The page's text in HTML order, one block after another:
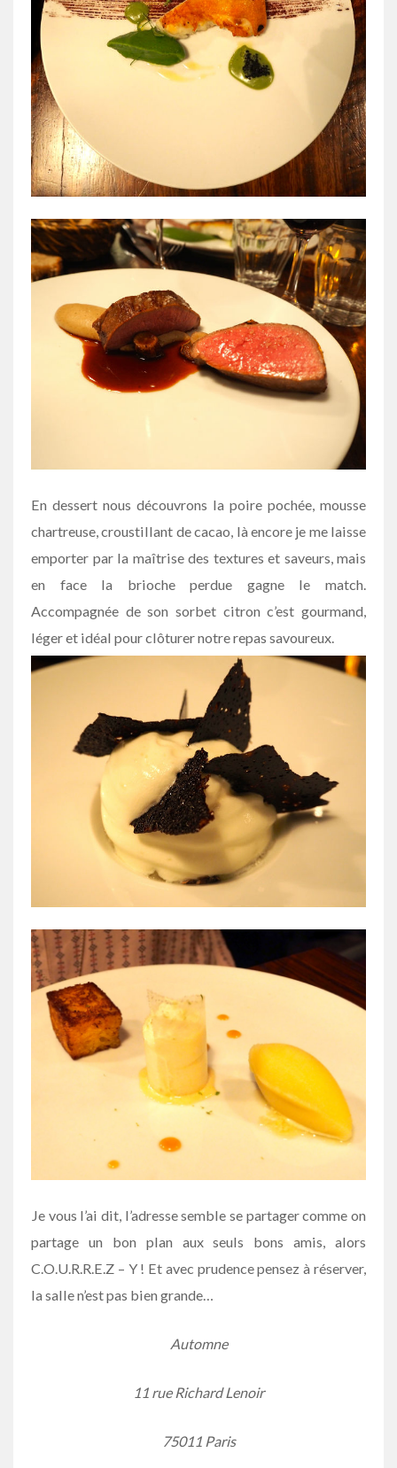
En dessert nous découvrons la poire pochée, mousse
chartreuse, croustillant de cacao, là encore je me laisse
emporter par la maîtrise des textures et saveurs, mais
en face la brioche perdue gagne le match.
Accompagnée de son sorbet citron c’est gourmand,
léger et idéal pour clôturer notre repas savoureux.
Je vous l’ai dit, l’adresse semble se partager comme on
partage un bon plan aux seuls bons amis, alors
C.O.U.R.R.E.Z – Y ! Et avec prudence pensez à réserver,
la salle n’est pas bien grande…
Automne
11 rue Richard Lenoir
75011 Paris